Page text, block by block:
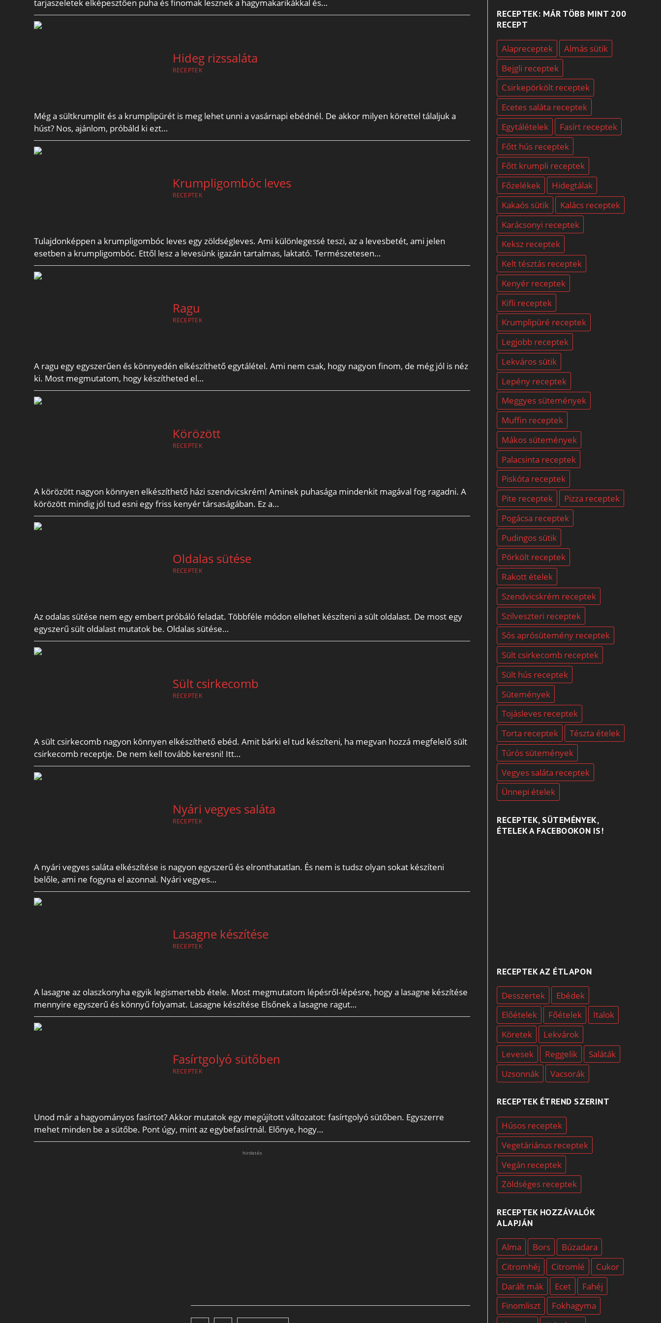
tarjaszeletek elképesztően puha és finomak lesznek a hagymakarikákkal és…
Hideg rizssaláta
RECEPTEK
Még a sültkrumplit és a krumplipürét is meg lehet unni a vasárnapi ebédnél. De akkor milyen körettel tálaljuk a
húst? Nos, ajánlom, próbáld ki ezt…
Krumpligombóc leves
RECEPTEK
Tulajdonképpen a krumpligombóc leves egy zöldségleves. Ami különlegessé teszi, az a levesbetét, ami jelen
esetben a krumpligombóc. Ettől lesz a levesünk igazán tartalmas, laktató. Természetesen…
Ragu
RECEPTEK
A ragu egy egyszerűen és könnyedén elkészíthető egytálétel. Ami nem csak, hogy nagyon finom, de még jól is néz
ki. Most megmutatom, hogy készítheted el…
Körözött
RECEPTEK
A körözött nagyon könnyen elkészíthető házi szendvicskrém! Aminek puhasága mindenkit magával fog ragadni. A
körözött mindig jól tud esni egy friss kenyér társaságában. Ez a…
Oldalas sütése
RECEPTEK
Az odalas sütése nem egy embert próbáló feladat. Többféle módon ellehet készíteni a sült oldalast. De most egy
egyszerű sült oldalast mutatok be. Oldalas sütése…
Sült csirkecomb
RECEPTEK
A sült csirkecomb nagyon könnyen elkészíthető ebéd. Amit bárki el tud készíteni, ha megvan hozzá megfelelő sült
csirkecomb receptje. De nem kell tovább keresni! Itt…
Nyári vegyes saláta
RECEPTEK
A nyári vegyes saláta elkészítése is nagyon egyszerű és elronthatatlan. És nem is tudsz olyan sokat készíteni
belőle, ami ne fogyna el azonnal. Nyári vegyes…
Lasagne készítése
RECEPTEK
A lasagne az olaszkonyha egyik legismertebb étele. Most megmutatom lépésről-lépésre, hogy a lasagne készítése
mennyire egyszerű és könnyű folyamat. Lasagne készítése Elsőnek a lasagne ragut…
Fasírtgolyó sütőben
RECEPTEK
Unod már a hagyományos fasírtot? Akkor mutatok egy megújított változatot: fasírtgolyó sütőben. Egyszerre
mehet minden be a sütőbe. Pont úgy, mint az egybefasírtnál. Előnye, hogy…
hirdetés
RECEPTEK: MÁR TÖBB MINT 200
RECEPT
Alapreceptek
Almás sütik
Bejgli receptek
Csirkepörkölt receptek
Ecetes saláta receptek
Egytálételek
Fasírt receptek
Főtt hús receptek
Főtt krumpli receptek
Főzelékek
Hidegtálak
Kakaós sütik
Kalács receptek
Karácsonyi receptek
Keksz receptek
Kelt tésztás receptek
Kenyér receptek
Kifli receptek
Krumplipüré receptek
Legjobb receptek
Lekváros sütik
Lepény receptek
Meggyes sütemények
Muffin receptek
Mákos sütemények
Palacsinta receptek
Piskóta receptek
Pite receptek
Pizza receptek
Pogácsa receptek
Pudingos sütik
Pörkölt receptek
Rakott ételek
Szendvicskrém receptek
Szilveszteri receptek
Sós aprósütemény receptek
Sült csirkecomb receptek
Sült hús receptek
Sütemények
Tojásleves receptek
Torta receptek
Tészta ételek
Túrós sütemények
Vegyes saláta receptek
Ünnepi ételek
RECEPTEK, SÜTEMÉNYEK,
ÉTELEK A FACEBOOKON IS!
RECEPTEK AZ ÉTLAPON
Desszertek
Ebédek
Előételek
Főételek
Italok
Köretek
Lekvárok
Levesek
Reggelik
Saláták
Uzsonnák
Vacsorák
RECEPTEK ÉTREND SZERINT
Húsos receptek
Vegetáriánus receptek
Vegán receptek
Zöldséges receptek
RECEPTEK HOZZÁVALÓK
ALAPJÁN
Alma Bors
Búzadara
Citromhéj
Citromlé
Cukor
Darált mák
Ecet
Fahéj
Finomliszt
Fokhagyma